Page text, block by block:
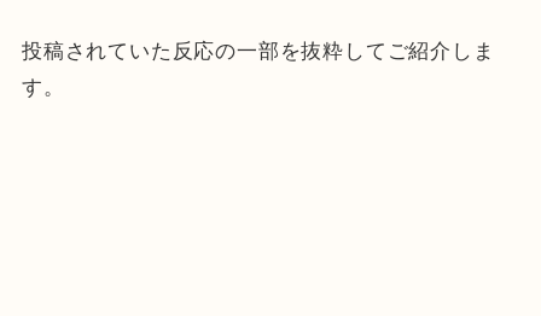
投稿されていた反応の一部を抜粋してご紹介しま
す。